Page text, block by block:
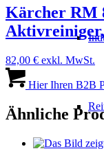
Kärcher RM
Aktivreiniger,
82,00 € exkl. MwSt.
Hier Ihren B2B
Ähnliche